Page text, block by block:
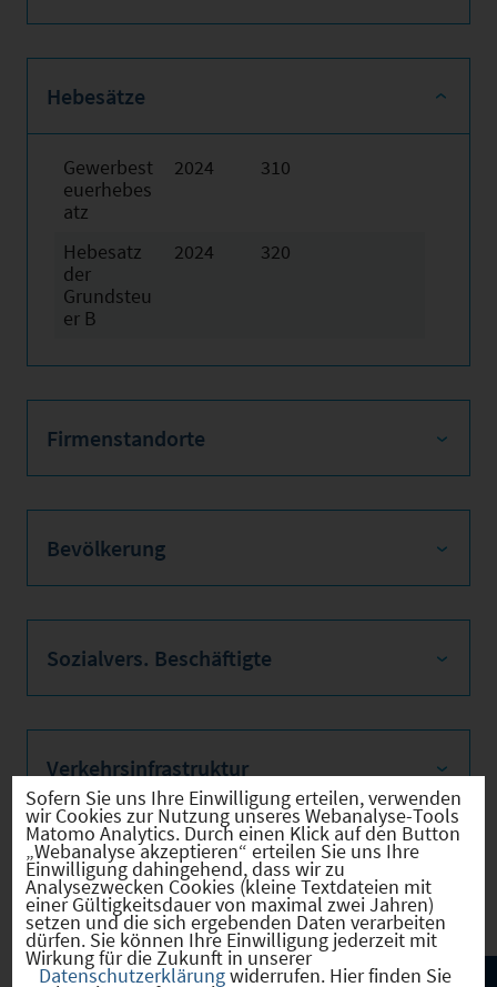
Hebesätze
Gewerbest
euerhebes
atz
2024 310
Hebesatz
der
Grundsteu
er B
2024 320
Firmenstandorte
Bevölkerung
Sozialvers. Beschäftigte
Verkehrsinfrastruktur
Kommunale Infrastruktur
Sofern Sie uns Ihre Einwilligung erteilen, verwenden
wir Cookies zur Nutzung unseres Webanalyse-Tools
Matomo Analytics. Durch einen Klick auf den Button
„Webanalyse akzeptieren“ erteilen Sie uns Ihre
Einwilligung dahingehend, dass wir zu
Analysezwecken Cookies (kleine Textdateien mit
einer Gültigkeitsdauer von maximal zwei Jahren)
setzen und die sich ergebenden Daten verarbeiten
dürfen. Sie können Ihre Einwilligung jederzeit mit
Wirkung für die Zukunft in unserer
Datenschutzerklärungwiderrufen. Hier finden Sie